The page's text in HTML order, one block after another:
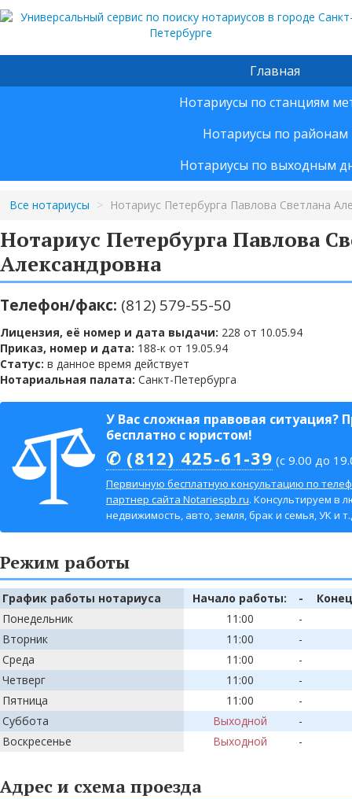
Главная
Нотариусы по станциям
Нотариусы по районам
Нотариусы по выходным
Все нотариусы > Нотариус Петербурга Павлова Светлана
Нотариус Петербурга Павлова
Александровна
Телефон/факс: (812) 579-55-50
Лицензия, её номер и дата выдачи: 228 от 10.05.94
Приказ, номер и дата: 188-к от 19.05.94
Статус: в данное время действует
Нотариальная палата: Санкт-Петербурга
У Вас сложная правовая ситуация?
бесплатно с юристом!
✆ (812) 425-61-39 (с 9.00 до
Первичную бесплатную консультацию по
партнер сайта Notariespb.ru. Консультируем в
недвижимость, авто, земля, брак и семья, УК и
Режим работы
График работы нотариуса Начало работы: -
Понедельник
11:00
-
Вторник
11:00
-
Среда
11:00
-
Четверг
11:00
-
Пятница
11:00
-
Суббота
Выходной
-
Воскресенье
Выходной -
Адрес и схема проезда